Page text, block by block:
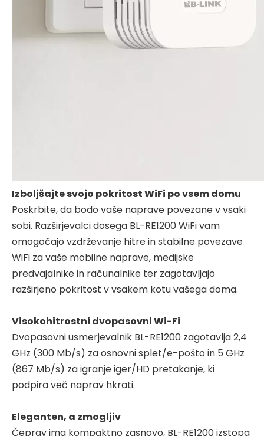
Izboljšajte svojo pokritost WiFi po vsem domu
Poskrbite, da bodo vaše naprave povezane v vsaki
sobi. Razširjevalci dosega BL-RE1200 WiFi vam
omogočajo vzdrževanje hitre in stabilne povezave
WiFi za vaše mobilne naprave, medijske
predvajalnike in računalnike ter zagotavljajo
razširjeno pokritost v vsakem kotu vašega doma.
Visokohitrostni dvopasovni Wi-Fi
Dvopasovni usmerjevalnik BL-RE1200 zagotavlja 2,4
GHz (300 Mb/s) za osnovni splet/e-pošto in 5 GHz
(867 Mb/s) za igranje iger/HD pretakanje, ki
podpira več naprav hkrati.
Eleganten, a zmogljiv
Čeprav ima kompaktno zasnovo, BL-RE1200 izstopa